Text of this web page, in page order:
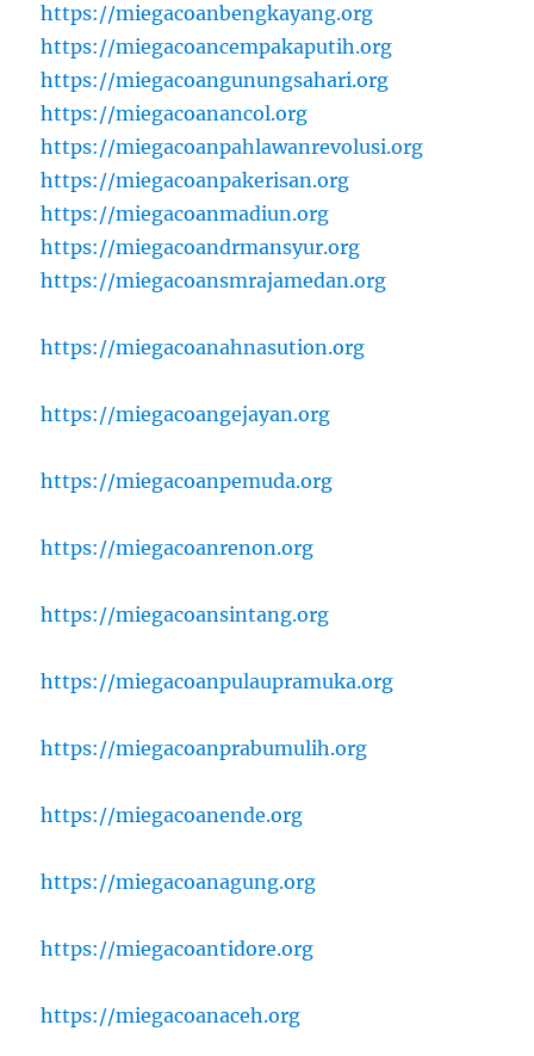
https://miegacoanbengkayang.org
https://miegacoancempakaputih.org
https://miegacoangunungsahari.org
https://miegacoanancol.org
https://miegacoanpahlawanrevolusi.org
https://miegacoanpakerisan.org
https://miegacoanmadiun.org
https://miegacoandrmansyur.org
https://miegacoansmrajamedan.org
https://miegacoanahnasution.org
https://miegacoangejayan.org
https://miegacoanpemuda.org
https://miegacoanrenon.org
https://miegacoansintang.org
https://miegacoanpulaupramuka.org
https://miegacoanprabumulih.org
https://miegacoanende.org
https://miegacoanagung.org
https://miegacoantidore.org
https://miegacoanaceh.org